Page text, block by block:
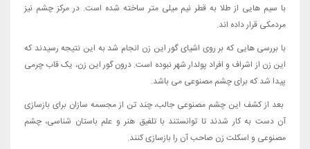
با سیم هایی از طلا به قطر نیم میلی متر ساخته شده است. در مرکز چشم نیز
مردمکی قرار داده اند.
با بررسی هایی که بر روی اشیای گور این زن انجام شد به این نتیجه رسیدند که
این زن از اشراف و افراد پولدار شهر نبوده است. درون گور این زن، یک قاب چرمی
پیدا شد که برای چشم مصنوعی می باشد.
بعد از کشف این چشم مصنوعی جالب، چند تن از مجسمه سازان برای بازسازی
آن دست به کار شدند تا توانستند با تلفیق هنر و علم باستان شناسی، چشم
مصنوعی و اسکلت زن صاحب آن را بازسازی کنند.